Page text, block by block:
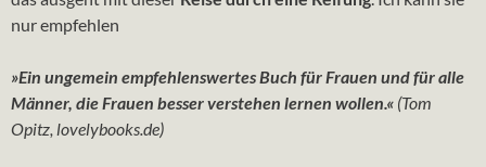
nur empfehlen
»Ein ungemein empfehlenswertes Buch für Frauen und für alle
Männer, die Frauen besser verstehen lernen wollen.« (Tom
Opitz, lovelybooks.de)